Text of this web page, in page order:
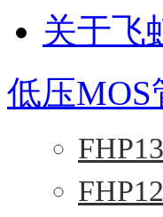
关于飞
低压MOS